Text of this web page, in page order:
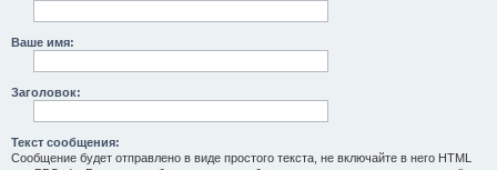
Ваше имя:
Заголовок:
Текст сообщения:
Сообщение будет отправлено в виде простого текста, не включайте в него HTML